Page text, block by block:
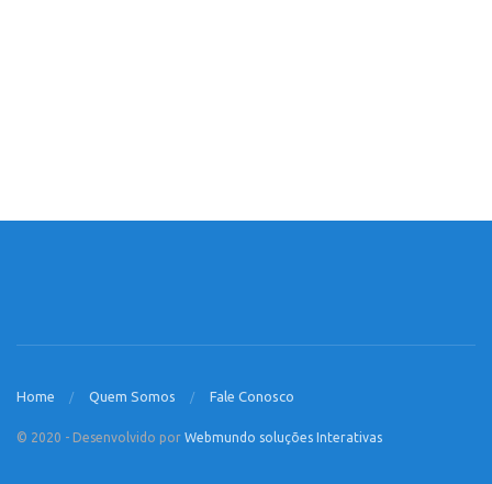
Home Quem Somos Fale Conosco
© 2020 - Desenvolvido por Webmundo soluções Interativas